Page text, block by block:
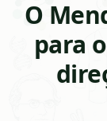
O
para